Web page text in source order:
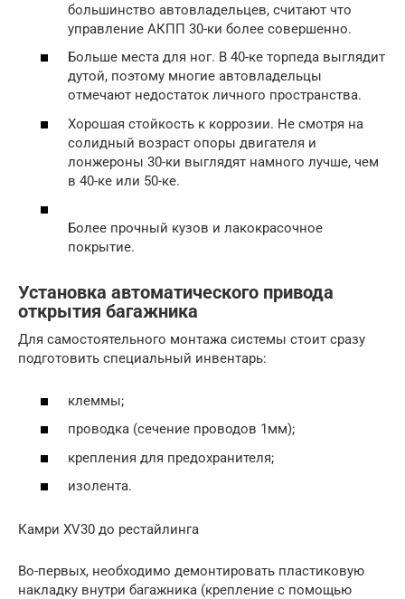
большинство автовладельцев, считают что
управление АКПП 30-ки более совершенно.
Больше места для ног. В 40-ке торпеда выглядит
дутой, поэтому многие автовладельцы
отмечают недостаток личного пространства.
Хорошая стойкость к коррозии. Не смотря на
солидный возраст опоры двигателя и
лонжероны 30-ки выглядят намного лучше, чем
в 40-ке или 50-ке.
Более прочный кузов и лакокрасочное
покрытие.
Установка автоматического привода
открытия багажника
Для самостоятельного монтажа системы стоит сразу
подготовить специальный инвентарь:
клеммы;
проводка (сечение проводов 1мм);
крепления для предохранителя;
изолента.
Камри XV30 до рестайлинга
Во-первых, необходимо демонтировать пластиковую
накладку внутри багажника (крепление с помощью